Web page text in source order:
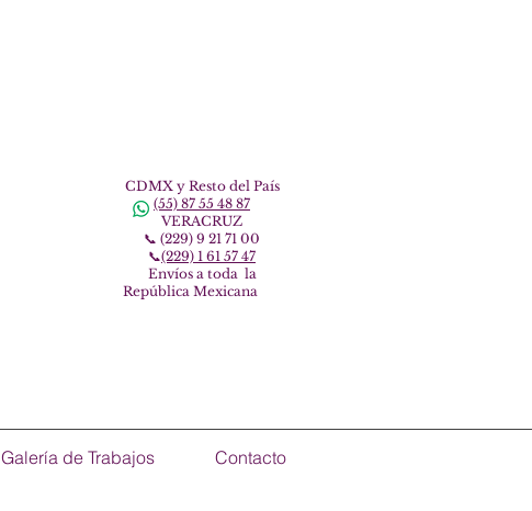
CDMXy Resto del País
(55) 87 55 48 87
VERACRUZ
📞 (229) 9 21 71 00
📞(229) 1 61 57 47
Envíos a toda la
República Mexicana
Galería de Trabajos Contacto